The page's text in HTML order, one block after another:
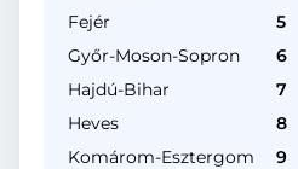
Fejér
5
Győr-Moson-Sopron
6
Hajdú-Bihar
7
Heves
8
Komárom-Esztergom
9